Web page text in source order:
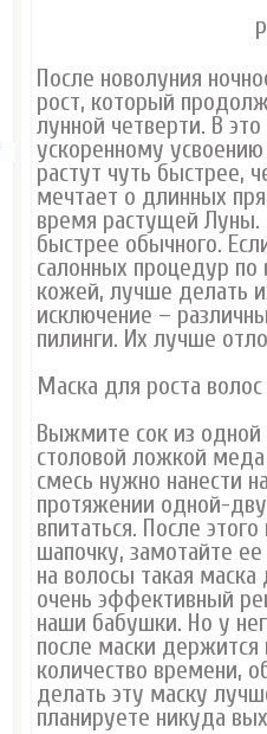
После новолуния
рост, который
лунной четверти. В
ускоренному
растут чуть быстрее,
мечтает о длинных
время растущей Луны.
быстрее обычного.
салонных процедур по
кожей, лучше делать
исключение –
пилинги. Их лучше
Маска для роста
Выжмите сок из одной
столовой ложкой
смесь нужно нанести
протяжении одной-
впитаться. После
шапочку, замотайте
на волосы такая
очень эффективный
наши бабушки. Но у
после маски
количество времени,
делать эту маску
планируете никуда